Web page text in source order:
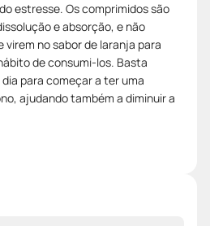
estresse. Os comprimidos são
e absorção, e não
virem no sabor de laranja para
de consumi-los. Basta
para começar a ter uma
ajudando também a diminuir a